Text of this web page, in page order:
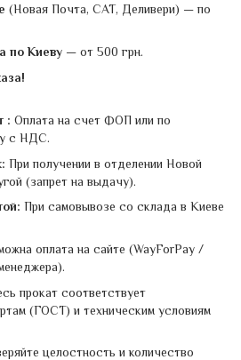
(Новая Почта, САТ, Деливери) — по
по Киеву — от 500 грн.
: Оплата на счет ФОП или по
с НДС.
При получении в отделении Новой
(запрет на выдачу).
При самовывозе со склада в Киеве
оплата на сайте (WayForPay /
прокат соответствует
(ГОСТ) и техническим условиям
целостность и количество